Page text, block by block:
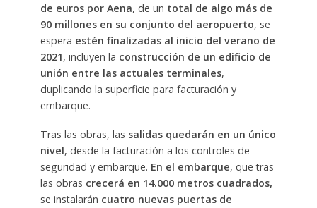
de euros por Aena, de un total de algo más de
90 millones en su conjunto del aeropuerto, se
espera estén finalizadas al inicio del verano de
2021, incluyen la construcción de un edificio de
unión entre las actuales terminales,
duplicando la superficie para facturación y
embarque.
Tras las obras, las salidas quedarán en un único
nivel, desde la facturación a los controles de
seguridad y embarque. En el embarque, que tras
las obras crecerá en 14.000 metros cuadrados,
se instalarán cuatro nuevas puertas de